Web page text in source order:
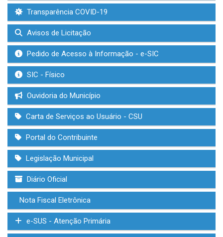
Transparência COVID-19
Avisos de Licitação
Pedido de Acesso à Informação - e-SIC
SIC - Físico
Ouvidoria do Município
Carta de Serviços ao Usuário - CSU
Portal do Contribuinte
Legislação Municipal
Diário Oficial
Nota Fiscal Eletrônica
e-SUS - Atenção Primária